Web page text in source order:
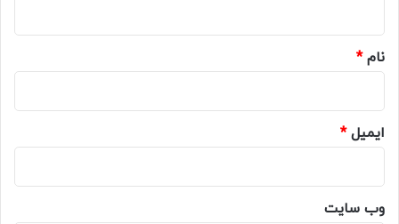
نام*
ایمیل*
وب‌ سایت